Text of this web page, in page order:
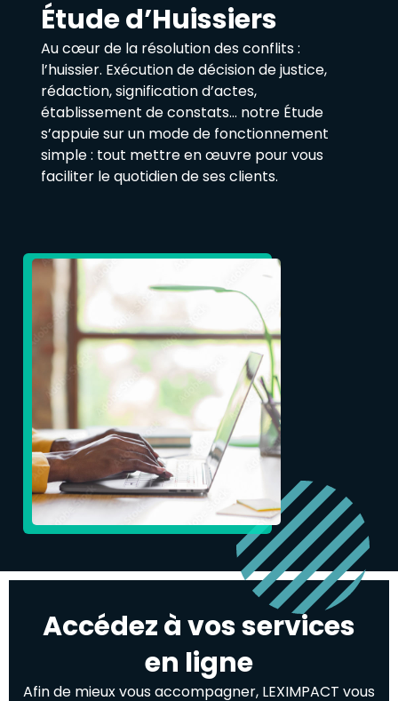
Étude d’Huissiers
Au cœur de la résolution des conflits :
l’huissier. Exécution de décision de justice,
rédaction, signification d’actes,
établissement de constats… notre Étude
s’appuie sur un mode de fonctionnement
simple : tout mettre en œuvre pour vous
faciliter le quotidien de ses clients.
Accédez à vos services
en ligne
Afin de mieux vous accompagner, LEXIMPACT vous